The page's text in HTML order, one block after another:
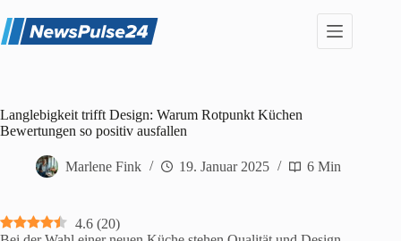
Inhalt
springen
Langlebigkeit trifft Design: Warum Rotpunkt Küchen
Bewertungen so positiv ausfallen
Marlene Fink 19. Januar 2025 6 Min
4.6 (20)